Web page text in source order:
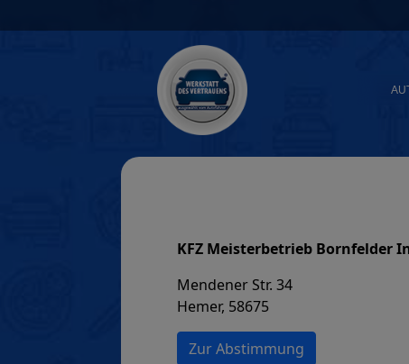
to
KFZ Meisterbetrieb Bornfelder
Mendener Str. 34
Hemer, 58675
Zur Abstimmung